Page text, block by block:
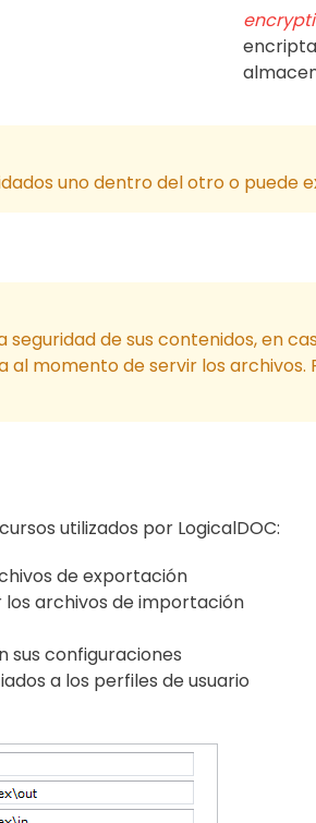
uno dentro del otro o puede
de sus contenidos, en
al momento de servir los
utilizados por LogicalDOC:
de exportación
archivos de importación
sus configuraciones
a los perfiles de usuario